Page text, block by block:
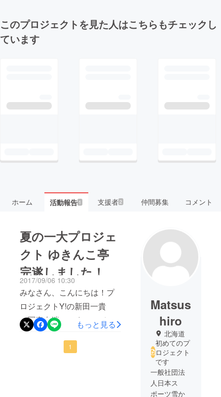
このプロジェクトを見た人はこちらもチェックし
ています
ホーム 活動報告1 支援者2 仲間募集 コメント
夏の一大プロジェ
クト ゆきんこ亭
完遂しました！
2017/09/06 10:30
みなさん、こんにちは！プ
ロジェクトY!の新田一貴
（写真右端）です。 ・ゆき
んこ亭とは？「すべて学生
の力で居酒屋経営！」を
もっと見る
1
Matsus
hiro
北海道
初めてのプ
ロジェクト
です
一般社団法
人日本ス
ポーツ雪か